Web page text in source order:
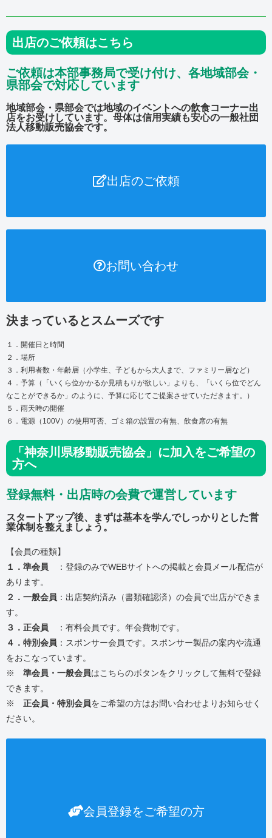
出店のご依頼はこちら
ご依頼は本部事務局で受け付け、各地域部会・
県部会で対応しています
地域部会・県部会では地域のイベントへの飲食コーナー出
店をお受けしています。母体は信用実績も安心の一般社団
法人移動販売協会です。
出店のご依頼
お問い合わせ
決まっているとスムーズです
１．開催日と時間
２．場所
３．利用者数・年齢層（小学生、子どもから大人まで、ファミリー層など）
４．予算（「いくら位かかるか見積もりが欲しい」よりも、「いくら位でどん
なことができるか」のように、予算に応じてご提案させていただきます。）
５．雨天時の開催
６．電源（100V）の使用可否、ゴミ箱の設置の有無、飲食席の有無
「神奈川県移動販売協会」に加入をご希望の
方へ
登録無料・出店時の会費で運営しています
スタートアップ後、まずは基本を学んでしっかりとした営
業体制を整えましょう。
【会員の種類】
１．準会員 ：登録のみでWEBサイトへの掲載と会員メール配信が
あります。
２．一般会員 ：出店契約済み（書類確認済）の会員で出店ができま
す。
３．正会員 ：有料会員です。年会費制です。
４．特別会員 ：スポンサー会員です。スポンサー製品の案内や流通
をおこなっています。
※ 準会員・一般会員はこちらのボタンをクリックして無料で登録
できます。
※ 正会員・特別会員をご希望の方はお問い合わせよりお知らせく
ださい。
会員登録をご希望の方